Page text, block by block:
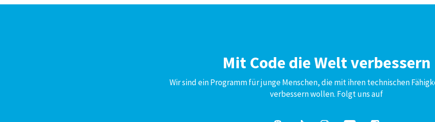
Mit Code die Welt verbessern
Wir sind ein Programm für junge Menschen, die mit ihren technischen
verbessern wollen. Folgt uns auf